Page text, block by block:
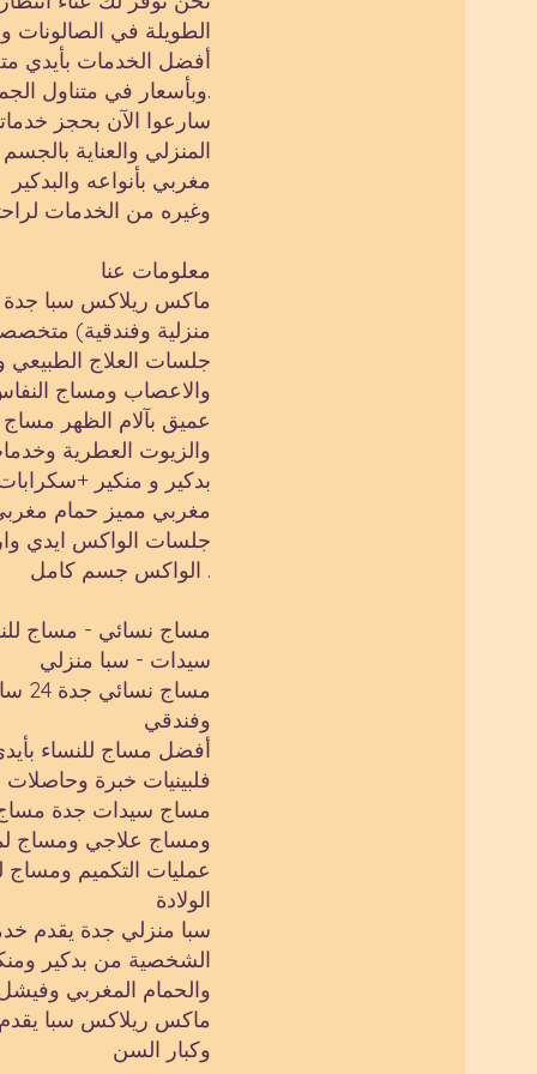
الطويلة في الصالونات
أفضل الخدمات بأيدي
وبأسعار في متناول الجميع.
سارعوا الآن بحجز
المنزلي والعناية
مغربي بأنواعه والبدكير
وغيره من الخدمات
معلومات عنا
ماكس ريلاكس سبا جدة
منزلية وفندقية)
جلسات العلاج الطبيعي
والاعصاب ومساج
عميق بآلام الظهر مساج
والزيوت العطرية
بدكير و منكير
مغربي مميز حمام
جلسات الواكس ايدي
الواكس جسم كامل .
مساج نسائي - مساج
سيدات - سبا منزلي
وفندقي
أفضل مساج للنساء
فلبينيات خبرة
مساج سيدات جدة
ومساج علاجي ومساج
عمليات التكميم ومساج
الولادة
سبا منزلي جدة يقدم
الشخصية من بدكير
والحمام المغربي
ماكس ريلاكس سبا
وكبار السن